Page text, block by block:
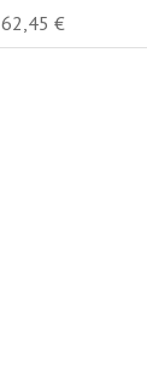
62,45 €